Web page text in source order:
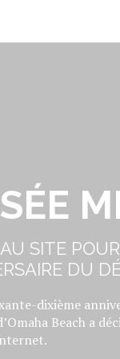
SITE
DU
dixième
Beach a